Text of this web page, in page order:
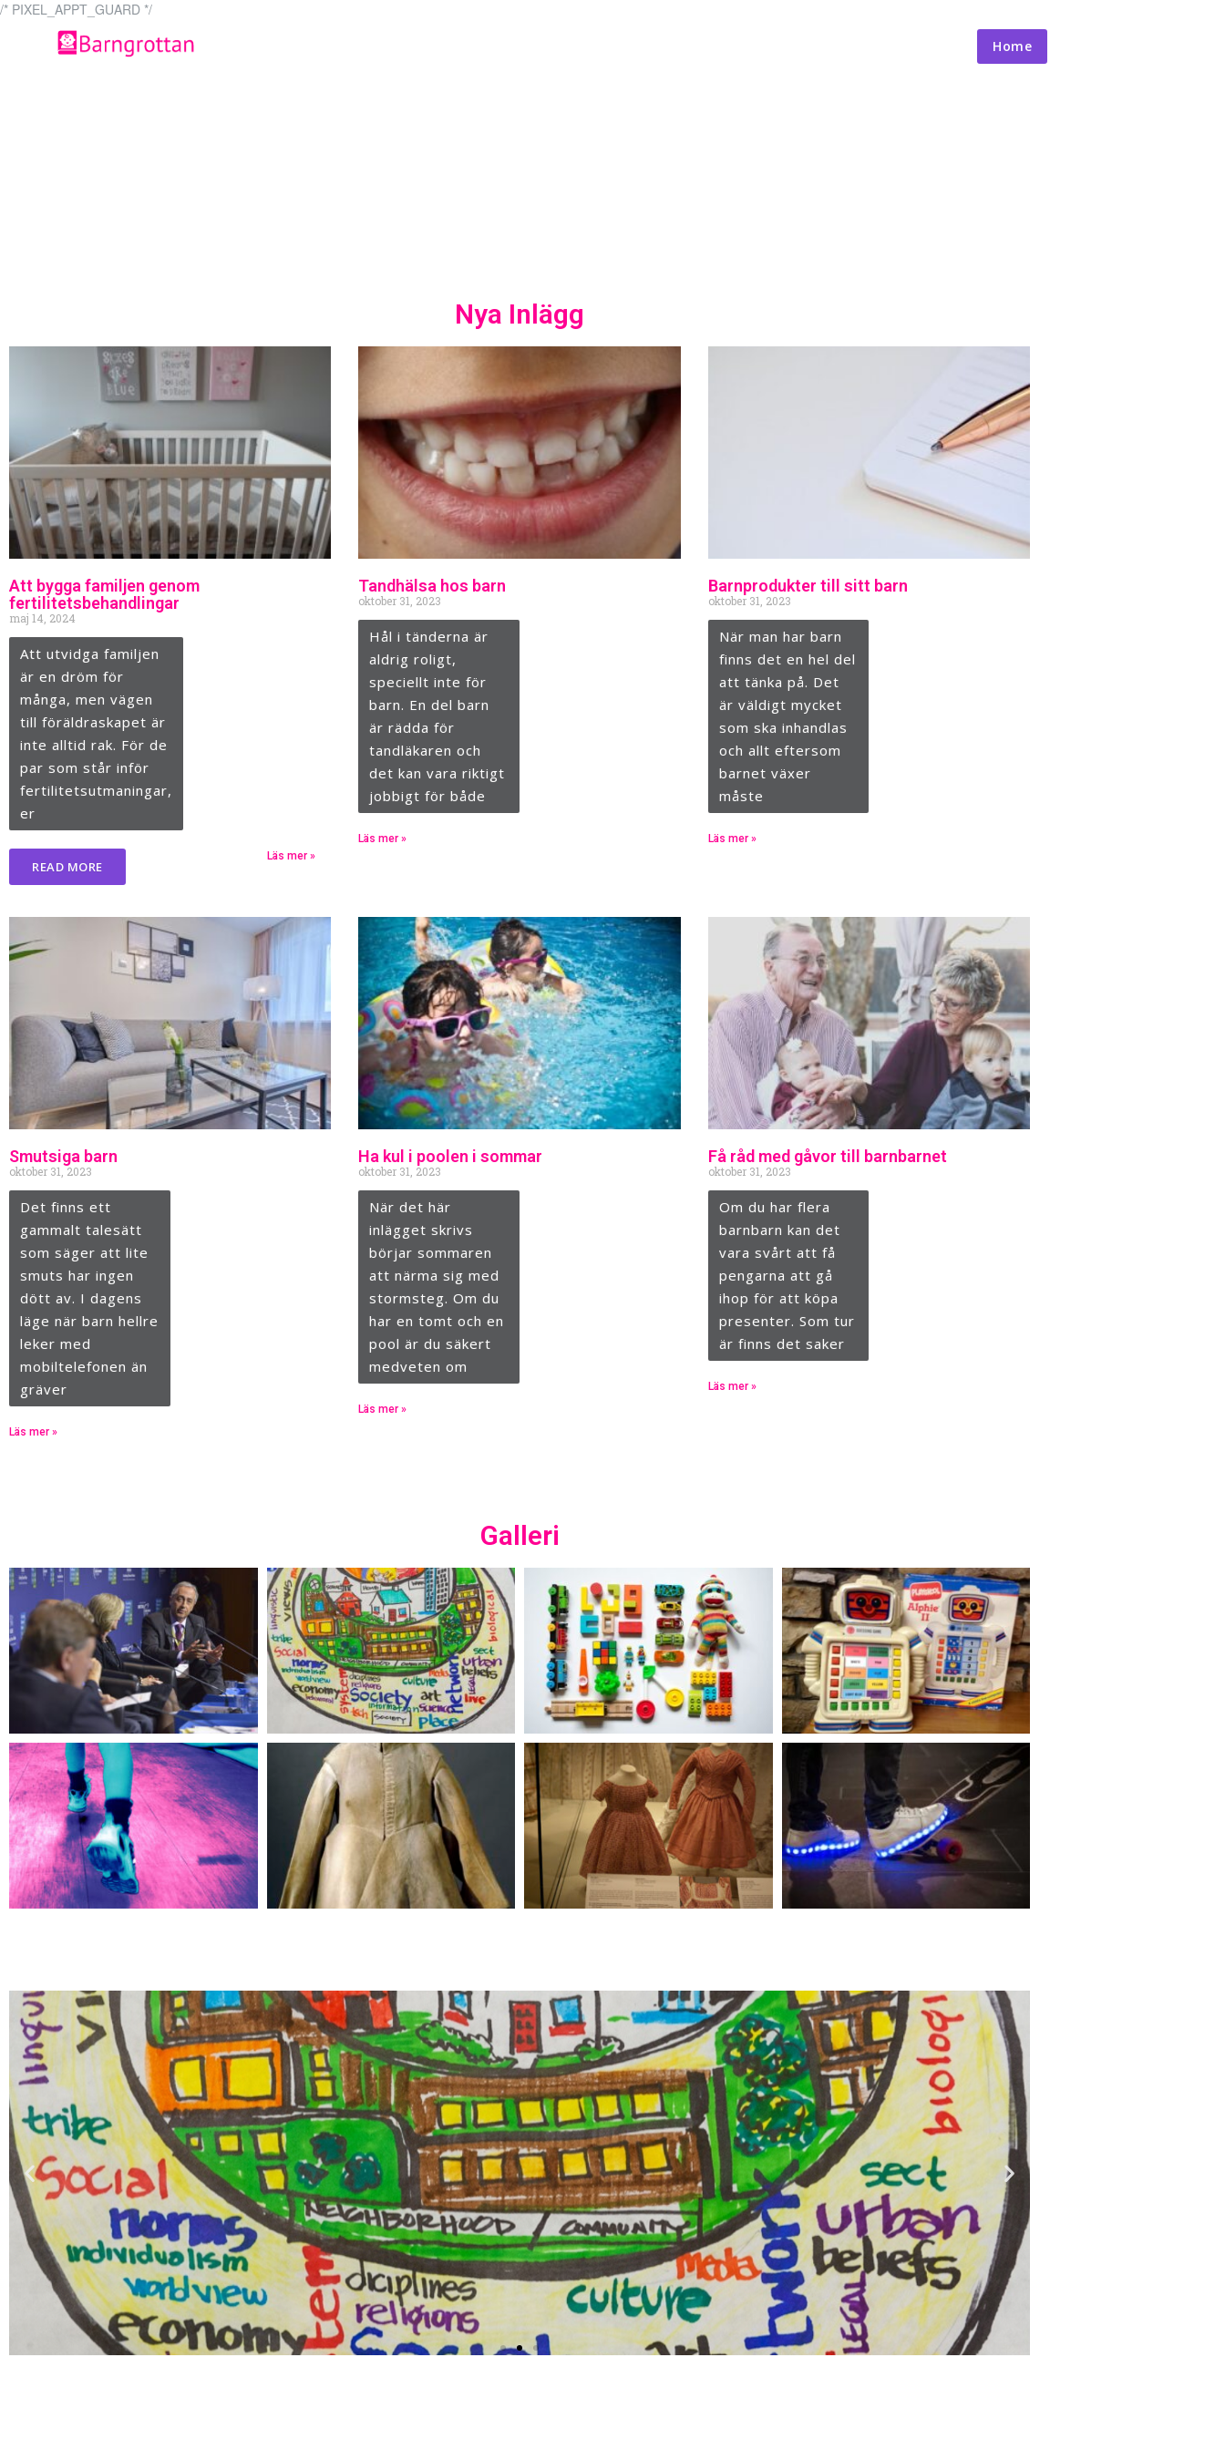
/* PIXEL_APPT_GUARD */
Home
Nya Inlägg
Att bygga familjen genom
fertilitetsbehandlingar
maj 14, 2024
Att utvidga familjen
är en dröm för
många, men vägen
till föräldraskapet är
inte alltid rak. För de
par som står inför
fertilitetsutmaningar,
er
READ MORE
Läs mer »
Tandhälsa hos barn
oktober 31, 2023
Hål i tänderna är
aldrig roligt,
speciellt inte för
barn. En del barn
är rädda för
tandläkaren och
det kan vara riktigt
jobbigt för både
Läs mer »
Barnprodukter till sitt barn
oktober 31, 2023
När man har barn
finns det en hel del
att tänka på. Det
är väldigt mycket
som ska inhandlas
och allt eftersom
barnet växer
måste
Läs mer »
Smutsiga barn
oktober 31, 2023
Det finns ett
gammalt talesätt
som säger att lite
smuts har ingen
dött av. I dagens
läge när barn hellre
leker med
mobiltelefonen än
gräver
Läs mer »
Ha kul i poolen i sommar
oktober 31, 2023
När det här
inlägget skrivs
börjar sommaren
att närma sig med
stormsteg. Om du
har en tomt och en
pool är du säkert
medveten om
Läs mer »
Få råd med gåvor till barnbarnet
oktober 31, 2023
Om du har flera
barnbarn kan det
vara svårt att få
pengarna att gå
ihop för att köpa
presenter. Som tur
är finns det saker
Läs mer »
Galleri